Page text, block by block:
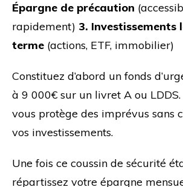
Épargne de précaution
rapidement) 3. Investissements
terme (actions, ETF, immobilier)
Constituez d’abord un fonds
à 9 000€ sur un livret A ou
vous protège des imprévus sans
vos investissements.
Une fois ce coussin de sécurité
répartissez votre épargne